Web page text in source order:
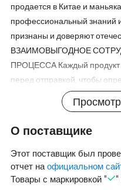
продается в Китае и
профессиональный знаний
признаны и доверяют
ВЗАИМОВЫГОДНОЕ
ПРОЦЕССА Каждый продукт
перед отправкой, чтобы
упакован и отправлен, был
для наших продуктов, от
Для получения более
нами Профиль компании
Consumables Co., Ltd.
выбирает самые
О поставщике
Этот поставщик был
отчет наофициальном
Товары с маркировкой "
"